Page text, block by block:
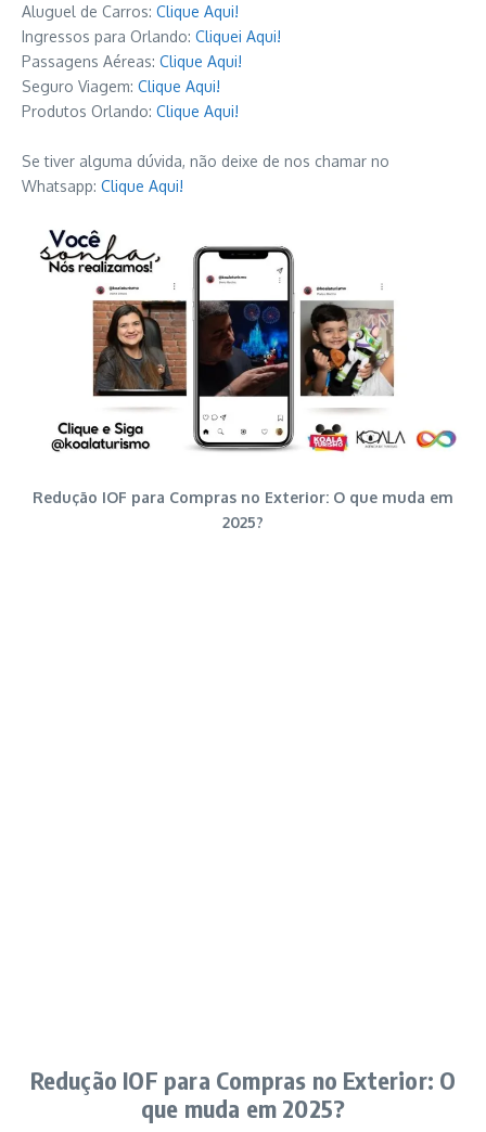
Aluguel de Carros: Clique Aqui!
Ingressos para Orlando: Cliquei Aqui!
Passagens Aéreas: Clique Aqui!
Seguro Viagem: Clique Aqui!
Produtos Orlando: Clique Aqui!
Se tiver alguma dúvida, não deixe de nos chamar no
Whatsapp: Clique Aqui!
Redução IOF para Compras no Exterior: O que muda em
2025?
Redução IOF para Compras no Exterior: O
que muda em 2025?